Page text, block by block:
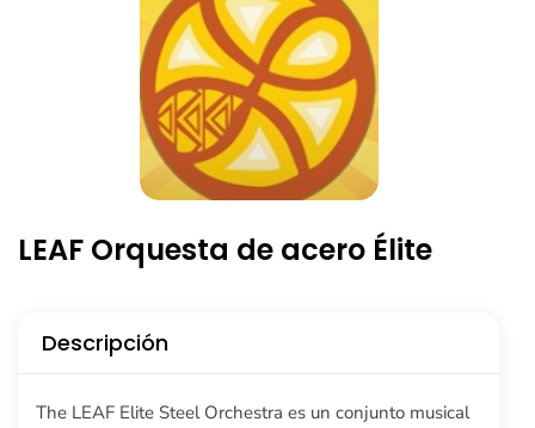
LEAF Orquesta de acero Élite
Descripción
The LEAF Elite Steel Orchestra es un conjunto musical